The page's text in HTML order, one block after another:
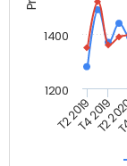
T2 2019T4 2019
T2
1200
1400